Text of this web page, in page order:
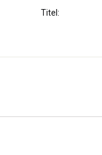
Titel: